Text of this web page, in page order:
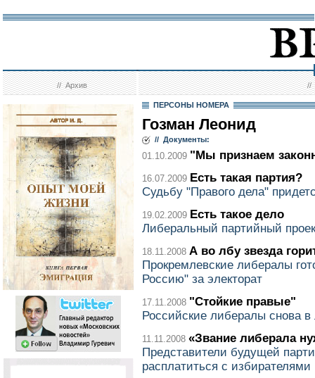
//Архив //
ПЕРСОНЫ НОМЕРА
Гозман Леонид
// Документы:
01.10.2009 "Мы признаем
16.07.2009 Есть такая партия?
Судьбу "Правого дела"
19.02.2009 Есть такое дело
Либеральный партийный
18.11.2008 А во лбу звезда
Прокремлевские либералы
Россию" за электорат
17.11.2008 "Стойкие правые"
Российские либералы снова в
11.11.2008 «Звание либерала
Представители будущей
расплатиться с